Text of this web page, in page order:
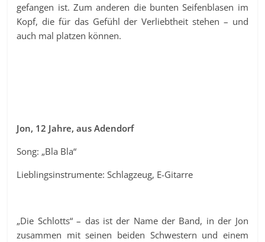
gefangen ist. Zum anderen die bunten Seifenblasen im
Kopf, die für das Gefühl der Verliebtheit stehen – und
auch mal platzen können.
Jon, 12 Jahre, aus Adendorf
Song: „Bla Bla“
Lieblingsinstrumente: Schlagzeug, E-Gitarre
„Die Schlotts“ – das ist der Name der Band, in der Jon
zusammen mit seinen beiden Schwestern und einem